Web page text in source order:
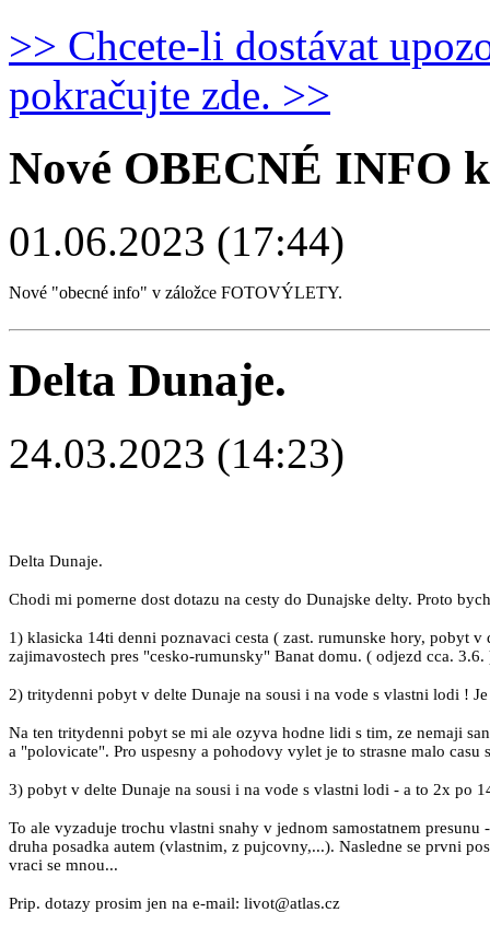
>> Chcete-li dostávat
pokračujte zde. >>
Nové OBECNÉ INFO
01.06.2023 (17:44)
Nové "obecné info" v záložce FOTOVÝLETY.
Delta Dunaje.
24.03.2023 (14:23)
Delta Dunaje.
Chodi mi pomerne dost dotazu na cesty do Dunajske delty. Proto
1) klasicka 14ti denni poznavaci cesta ( zast. rumunske hory, pobyt
zajimavostech pres "cesko-rumunsky" Banat domu. ( odjezd cca. 3.6.
2) tritydenni pobyt v delte Dunaje na sousi i na vode s vlastni lodi !
Na ten tritydenni pobyt se mi ale ozyva hodne lidi s tim, ze nemaji
a "polovicate". Pro uspesny a pohodovy vylet je to strasne malo
3) pobyt v delte Dunaje na sousi i na vode s vlastni lodi - a to 2x po
To ale vyzaduje trochu vlastni snahy v jednom samostatnem
druha posadka autem (vlastnim, z pujcovny,...). Nasledne se prvni
vraci se mnou...
Prip. dotazy prosim jen na e-mail: livot@atlas.cz